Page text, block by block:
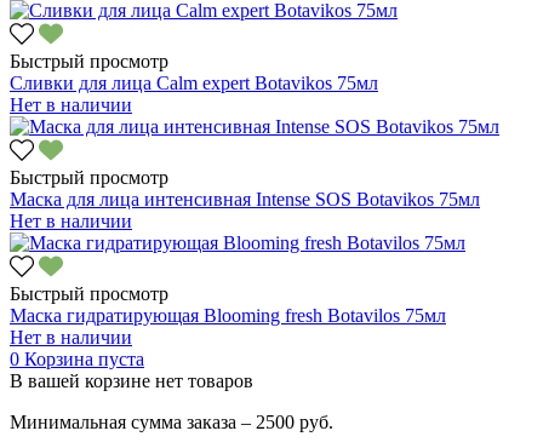
Быстрый просмотр
Сливки для лица Calm expert Botavikos 75мл
Нет в наличии
Быстрый просмотр
Маска для лица интенсивная Intense SOS Botavikos 75мл
Нет в наличии
Быстрый просмотр
Маска гидратирующая Blooming fresh Botavilos 75мл
Нет в наличии
0 Корзина пуста
В вашей корзине нет товаров
Минимальная сумма заказа – 2500 руб.